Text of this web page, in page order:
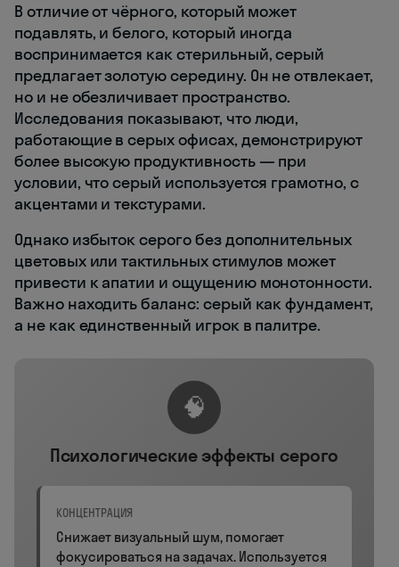
В отличие от чёрного, который может
подавлять, и белого, который иногда
воспринимается как стерильный, серый
предлагает золотую середину. Он не отвлекает,
но и не обезличивает пространство.
Исследования показывают, что люди,
работающие в серых офисах, демонстрируют
более высокую продуктивность — при
условии, что серый используется грамотно, с
акцентами и текстурами.
Однако избыток серого без дополнительных
цветовых или тактильных стимулов может
привести к апатии и ощущению монотонности.
Важно находить баланс: серый как фундамент,
а не как единственный игрок в палитре.
🧠
Психологические эффекты серого
КОНЦЕНТРАЦИЯ
Снижает визуальный шум, помогает
фокусироваться на задачах. Используется